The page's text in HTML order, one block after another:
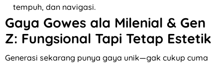
tempuh, dan navigasi.
Gaya Gowes ala Milenial & Gen
Z: Fungsional Tapi Tetap Estetik
Generasi sekarang punya gaya unik—gak cukup cuma